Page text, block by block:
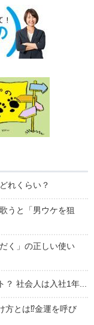
れくらい？
うと「男ウケを狙
く」の正しい使い
社会人は入社1年...
方とは⁉金運を呼び